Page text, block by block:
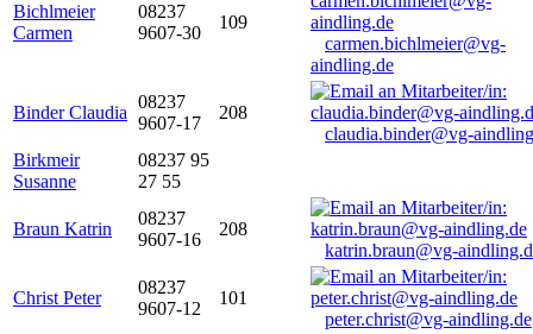
Bichlmeier
Carmen
08237
9607-30
109
carmen.bichlmeier@vg-
aindling.de
Binder Claudia
08237
9607-17
208
claudia.binder@vg-
Birkmeir
Susanne
08237 95
27 55
Braun Katrin
08237
9607-16
208
katrin.braun@vg-
Christ Peter
08237
9607-12
101
peter.christ@vg-aindling.de